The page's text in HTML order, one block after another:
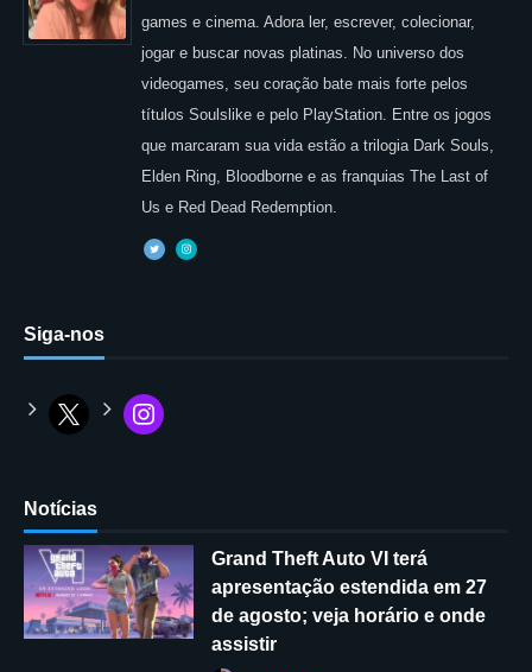
games e cinema. Adora ler, escrever, colecionar,
jogar e buscar novas platinas. No universo dos
videogames, seu coração bate mais forte pelos
títulos Soulslike e pelo PlayStation. Entre os jogos
que marcaram sua vida estão a trilogia Dark Souls,
Elden Ring, Bloodborne e as franquias The Last of
Us e Red Dead Redemption.
Siga-nos
Notícias
Grand Theft Auto VI terá
apresentação estendida em 27
de agosto; veja horário e onde
assistir